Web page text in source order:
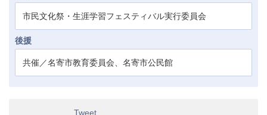
市民文化祭・生涯学習フェスティバル実行委員会
後援
共催／名寄市教育委員会、名寄市公民館
Tweet